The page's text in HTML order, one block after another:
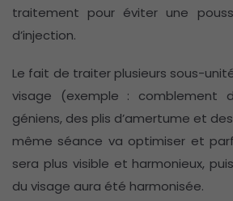
traitement pour éviter une
d’injection.
Le fait de traiter plusieurs sous-
visage (exemple : comblement
géniens, des plis d’amertume et
même séance va optimiser et
sera plus visible et harmonieux,
du visage aura été harmonisée.